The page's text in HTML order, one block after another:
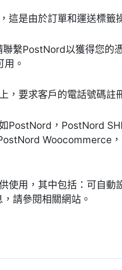
這是由於訂單和運送標籤
繫PostNord以獲得您的
。
，要求客戶的電話號碼
PostNord，PostNord
Woocommerce
使用，其中包括：可自
請參閱相關網站。